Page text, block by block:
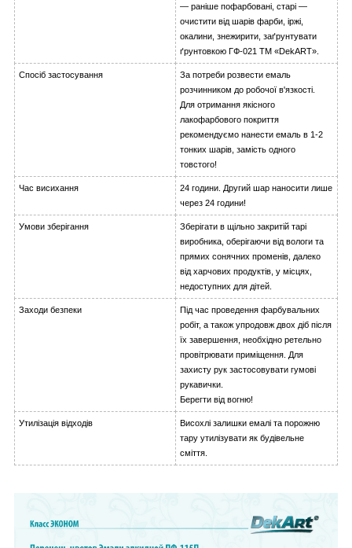
— раніше пофарбовані, старі —
очистити від шарів фарби, іржі,
окалини, знежирити, заґрунтувати
ґрунтовкою ГФ-021 ТМ «DekART».
Спосіб застосування
За потреби розвести емаль
розчинником до робочої в'язкості.
Для отримання якісного
лакофарбового покриття
рекомендуємо нанести емаль в 1-2
тонких шарів, замість одного
товстого!
Час висихання
24 години. Другий шар наносити лише
через 24 години!
Умови зберігання
Зберігати в щільно закритій тарі
виробника, оберігаючи від вологи та
прямих сонячних променів, далеко
від харчових продуктів, у місцях,
недоступних для дітей.
Заходи безпеки
Під час проведення фарбувальних
робіт, а також упродовж двох діб після
їх завершення, необхідно ретельно
провітрювати приміщення. Для
захисту рук застосовувати гумові
рукавички.
Берегти від вогню!
Утилізація відходів
Висохлі залишки емалі та порожню
тару утилізувати як будівельне
сміття.